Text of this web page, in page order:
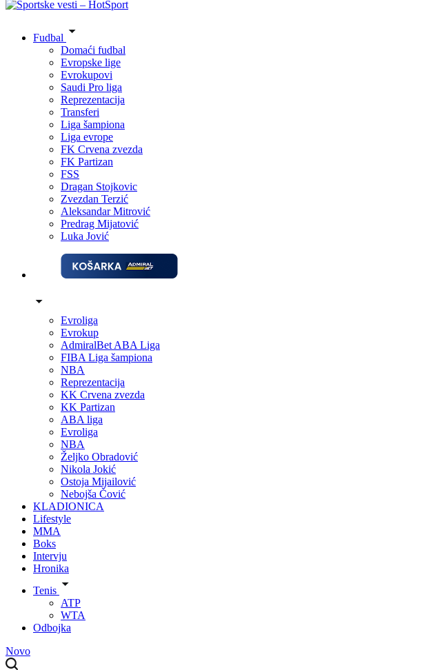
Fudbal
Domaći fudbal
Evropske lige
Evrokupovi
Saudi Pro liga
Reprezentacija
Transferi
Liga šampiona
Liga evrope
FK Crvena zvezda
FK Partizan
FSS
Dragan Stojkovic
Zvezdan Terzić
Aleksandar Mitrović
Predrag Mijatović
Luka Jović
Evroliga
Evrokup
AdmiralBet ABA Liga
FIBA Liga šampiona
NBA
Reprezentacija
KK Crvena zvezda
KK Partizan
ABA liga
Evroliga
NBA
Željko Obradović
Nikola Jokić
Ostoja Mijailović
Nebojša Čović
KLADIONICA
Lifestyle
MMA
Boks
Intervju
Hronika
Tenis
ATP
WTA
Odbojka
Novo